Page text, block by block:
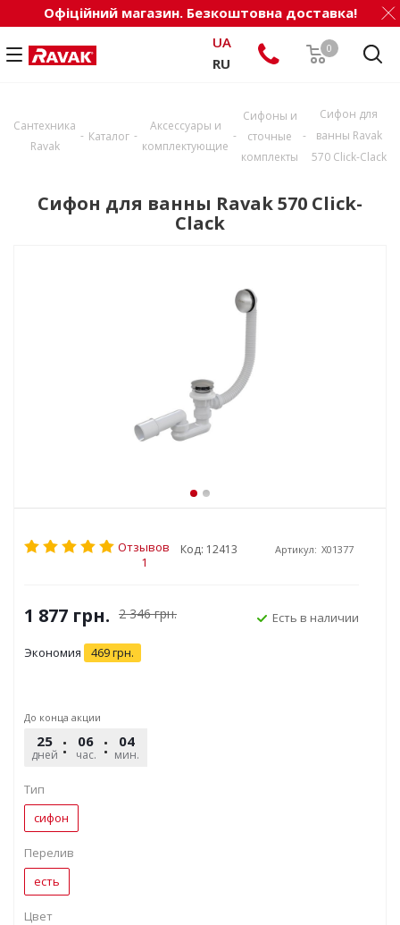
Офіційний магазин. Безкоштовна доставка!
0
UA
RU
Сантехника
Ravak
- Каталог -
Аксессуары и
комплектующие
-
Сифоны и
сточные
комплекты
-
Сифон для
ванны Ravak
570 Click-Clack
Сифон для ванны Ravak 570 Click-
Clack
Отзывов
1
Код: 12413 Артикул: X01377
1 877 грн. 2 346грн.
Экономия 469грн.
Есть в наличии
До конца акции
25
дней
06
час.
04
мин.
Тип
сифон
Перелив
есть
Цвет